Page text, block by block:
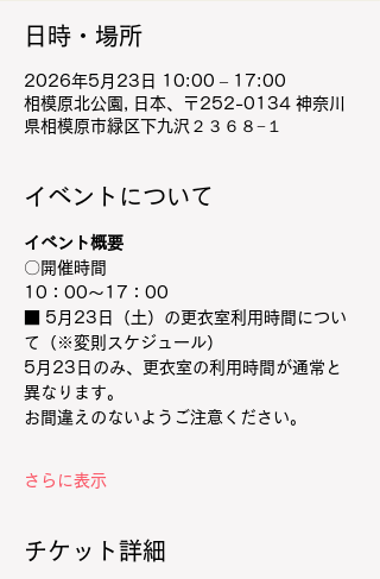
日時・場所
2026年5月23日 10:00 – 17:00
相模原北公園, 日本、〒252-0134 神奈川
県相模原市緑区下九沢２３６８−１
イベントについて
イベント概要
〇開催時間
10：00～17：00
■ 5月23日（土）の更衣室利用時間につい
て（※変則スケジュール）
5月23日のみ、更衣室の利用時間が通常と
異なります。
お間違えのないようご注意ください。
さらに表示
チケット詳細